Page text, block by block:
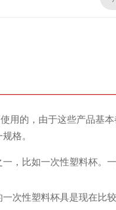
用的，由于这些产品基
格。
，比如一次性塑料杯。
次性塑料杯具是现在比